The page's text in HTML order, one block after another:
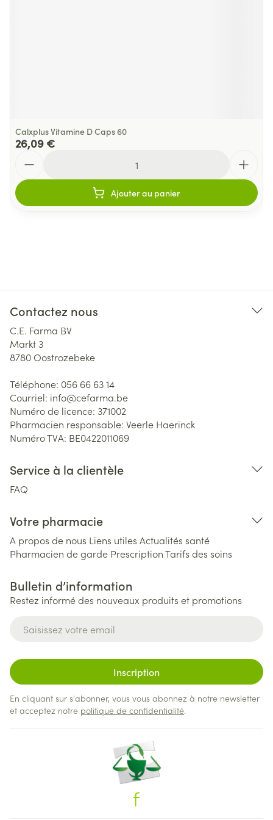
Calxplus Vitamine D Caps 60
26,09 €
Ajouter au panier
Contactez nous
C.E. Farma BV
Markt 3
8780Oostrozebeke
Téléphone: 056 66 63 14
Courriel: info@cefarma.be
Numéro de licence: 371002
Pharmacien responsable: Veerle Haerinck
Numéro TVA: BE0422011069
Service à la clientèle
FAQ
Votre pharmacie
A propos de nous Liens utiles Actualités santé
Pharmacien de garde PrescriptionTarifs des soins
Bulletin d’information
Restez informé des nouveaux produits et promotions
Inscription
En cliquant sur s'abonner, vous vous abonnez à notre newsletter
et acceptez notre politique de confidentialité.